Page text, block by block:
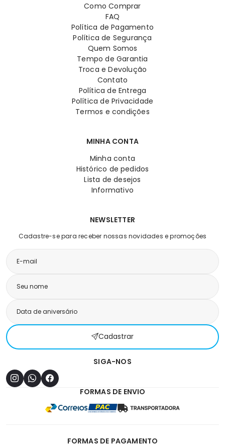
Como Comprar
FAQ
Política de Pagamento
Política de Segurança
Quem Somos
Tempo de Garantia
Troca e Devolução
Contato
Política de Entrega
Política de Privacidade
Termos e condições
MINHA CONTA
Minha conta
Histórico de pedidos
Lista de desejos
Informativo
NEWSLETTER
Cadastre-se para receber nossas novidades e promoções
Cadastrar
SIGA-NOS
FORMAS DE ENVIO
FORMAS DE PAGAMENTO